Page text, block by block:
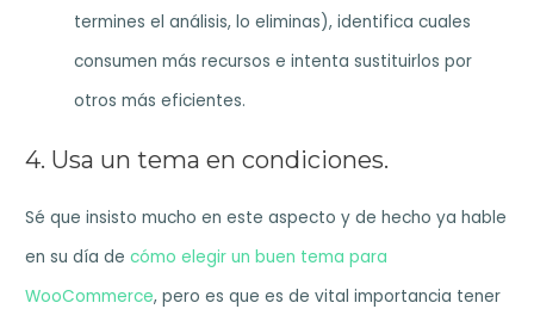
termines el análisis, lo eliminas), identifica cuales
consumen más recursos e intenta sustituirlos por
otros más eficientes.
4. Usa un tema en condiciones.
Sé que insisto mucho en este aspecto y de hecho ya hable
en su día decómo elegir un buen tema para
WooCommerce, pero es que es de vital importancia tener